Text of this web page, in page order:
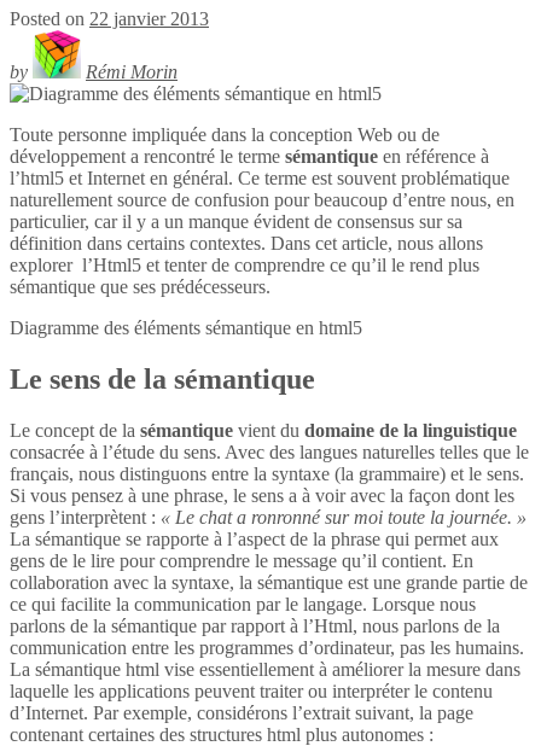
Posted on 22 janvier 2013
by Rémi Morin
Toute personne impliquée dans la conception Web ou de
développement a rencontré le terme sémantique en référence à
l’html5 et Internet en général. Ce terme est souvent problématique
naturellement source de confusion pour beaucoup d’entre nous, en
particulier, car il y a un manque évident de consensus sur sa
définition dans certains contextes. Dans cet article, nous allons
explorer l’Html5 et tenter de comprendre ce qu’il le rend plus
sémantique que ses prédécesseurs.
Diagramme des éléments sémantique en html5
Le sens de la sémantique
Le concept de la sémantique vient du domaine de la linguistique
consacrée à l’étude du sens. Avec des langues naturelles telles que le
français, nous distinguons entre la syntaxe (la grammaire) et le sens.
Si vous pensez à une phrase, le sens a à voir avec la façon dont les
gens l’interprètent : « Le chat a ronronné sur moi toute la journée. »
La sémantique se rapporte à l’aspect de la phrase qui permet aux
gens de le lire pour comprendre le message qu’il contient. En
collaboration avec la syntaxe, la sémantique est une grande partie de
ce qui facilite la communication par le langage. Lorsque nous
parlons de la sémantique par rapport à l’Html, nous parlons de la
communication entre les programmes d’ordinateur, pas les humains.
La sémantique html vise essentiellement à améliorer la mesure dans
laquelle les applications peuvent traiter ou interpréter le contenu
d’Internet. Par exemple, considérons l’extrait suivant, la page
contenant certaines des structures html plus autonomes :